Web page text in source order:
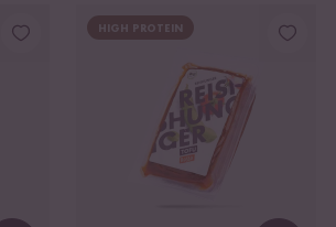
HIGH PROTEIN